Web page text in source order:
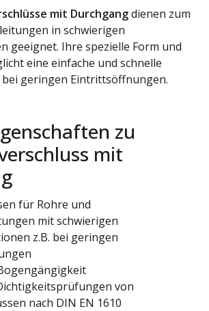
mit Durchgangdienen zum
in schwierigen
geeignet. Ihre spezielle Form und
eine einfache und schnelle
geringen Eintrittsöffnungen.
zu
mit
für Rohre und
mit schwierigen
z.B. bei geringen
von
nach DIN EN 1610